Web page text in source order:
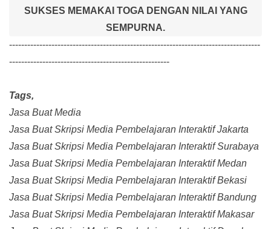
SUKSES MEMAKAI TOGA DENGAN NILAI YANG
SEMPURNA.
-----------------------------------------------------------------------------------
-----------------------------------------------------
Tags,
Jasa Buat Media
Jasa Buat Skripsi Media Pembelajaran Interaktif Jakarta
Jasa Buat Skripsi Media Pembelajaran Interaktif Surabaya
Jasa Buat Skripsi Media Pembelajaran Interaktif Medan
Jasa Buat Skripsi Media Pembelajaran Interaktif Bekasi
Jasa Buat Skripsi Media Pembelajaran Interaktif Bandung
Jasa Buat Skripsi Media Pembelajaran Interaktif Makasar